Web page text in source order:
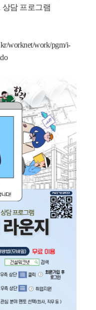
상담 프로그램
worknet/work/pgm/i-